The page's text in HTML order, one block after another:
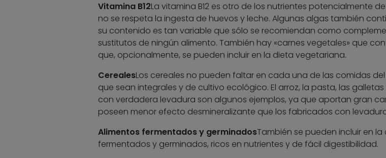
Vitamina B12La vitamina B12 es otro de los nutrientes potencialmente
no se respeta la ingesta de huevos y leche. Algunas algas también
su contenido es tan variable que sólo se recomiendan como
sustitutos de ningún alimento. También hay «carnes vegetales» que
que, opcionalmente, se pueden incluir en la dieta vegetariana.
CerealesLos cereales no pueden faltar en cada una de las comidas
que sean integrales y de cultivo ecológico. El arroz, la pasta, las
con verdadera levadura son algunos ejemplos, ya que aportan gran
poseen menor efecto desmineralizante que los fabricados con
Alimentos fermentados y germinadosTambién se pueden incluir en
fermentados y germinados, ricos en nutrientes y de fácil digestibilidad.